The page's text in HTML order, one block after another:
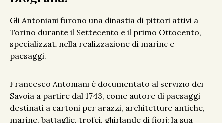
Gli Antoniani furono una dinastia di pittori attivi a
Torino durante il Settecento e il primo Ottocento,
specializzati nella realizzazione di marine e
paesaggi.
Francesco Antoniani è documentato al servizio dei
Savoia a partire dal 1743, come autore di paesaggi
destinati a cartoni per arazzi, architetture antiche,
marine, battaglie, trofei, ghirlande di fiori; la sua